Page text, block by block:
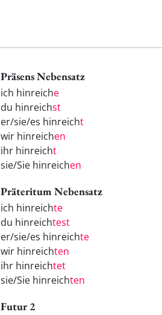
Präsens Nebensatz
ich hinreiche
du hinreichst
er/sie/es hinreicht
wir hinreichen
ihr hinreicht
sie/Sie hinreichen
Präteritum Nebensatz
ich hinreichte
du hinreichtest
er/sie/es hinreichte
wir hinreichten
ihr hinreichtet
sie/Sie hinreichten
Futur 2